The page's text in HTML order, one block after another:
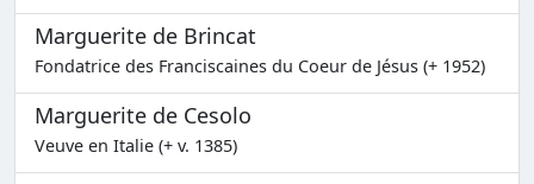
Marguerite de Brincat
Fondatrice des Franciscaines du Coeur de Jésus (+ 1952)
Marguerite de Cesolo
Veuve en Italie (+ v. 1385)